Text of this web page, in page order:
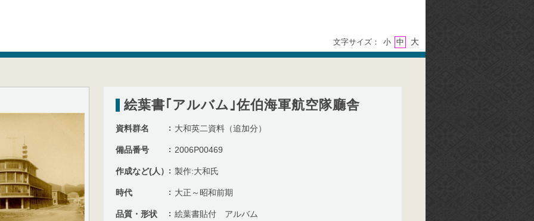
文字サイズ： 小 中 大
絵葉書｢アルバム｣佐伯海軍航空隊廳舎
資料群名 大和英二資料（追加分）
備品番号 2006P00469
作成など(人） 製作:大和氏
時代 大正～昭和前期
品質・形状 絵葉書貼付 アルバム